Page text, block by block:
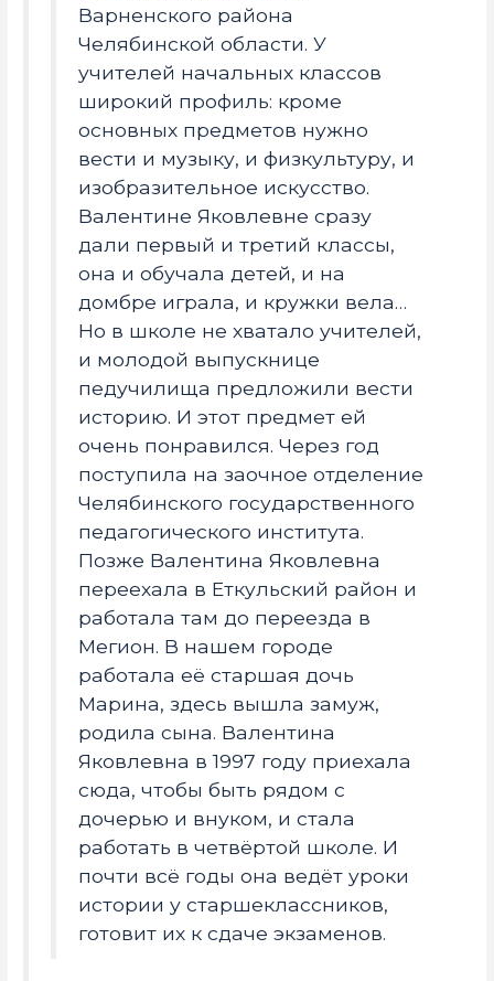
Варненского района
Челябинской области. У
учителей начальных классов
широкий профиль: кроме
основных предметов нужно
вести и музыку, и физкультуру, и
изобразительное искусство.
Валентине Яковлевне сразу
дали первый и третий классы,
она и обучала детей, и на
домбре играла, и кружки вела…
Но в школе не хватало учителей,
и молодой выпускнице
педучилища предложили вести
историю. И этот предмет ей
очень понравился. Через год
поступила на заочное отделение
Челябинского государственного
педагогического института.
Позже Валентина Яковлевна
переехала в Еткульский район и
работала там до переезда в
Мегион. В нашем городе
работала её старшая дочь
Марина, здесь вышла замуж,
родила сына. Валентина
Яковлевна в 1997 году приехала
сюда, чтобы быть рядом с
дочерью и внуком, и стала
работать в четвёртой школе. И
почти всё годы она ведёт уроки
истории у старшеклассников,
готовит их к сдаче экзаменов.